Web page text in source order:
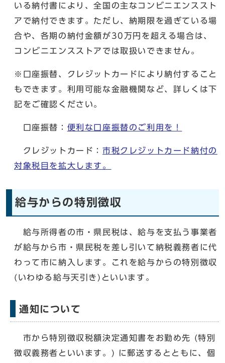
いる納付書により、全国の主なコンビニエンススト
アで納付できます。ただし、納期限を過ぎている場
合や、各期の納付金額が30万円を超える場合は、
コンビニエンスストアでは取扱いできません。
※口座振替、クレジットカードにより納付すること
もできます。利用可能な金融機関など、詳しくは下
記をご確認ください。
口座振替： 便利な口座振替のご利用を！
クレジットカード：市税クレジットカード納付の
対象税目を拡大します。
給与からの特別徴収
給与所得者の市・県民税は、給与を支払う事業者
が給与から市・県民税を差し引いて納税義務者に代
わって市に納入します。これを給与からの特別徴収
(いわゆる給与天引き)といいます。
通知について
市から特別徴収税額決定通知書をお勤め先 (特別
徴収義務者といいます。) に郵送するとともに、個